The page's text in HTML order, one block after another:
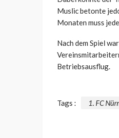
Muslic betonte
Monaten muss
Nach dem Spiel
Betriebsausflug.
Tags : 1. FC